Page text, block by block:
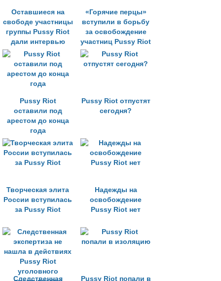
Оставшиеся на
свободе участницы
группы Pussy Riot
дали интервью
«Горячие перцы»
вступили в борьбу
за освобождение
участниц Pussy Riot
Pussy Riot
оставили под
арестом до конца
года
Pussy Riot отпустят
сегодня?
Творческая элита
России вступилась
за Pussy Riot
Надежды на
освобождение
Pussy Riot нет
Следственная Pussy Riot попали в